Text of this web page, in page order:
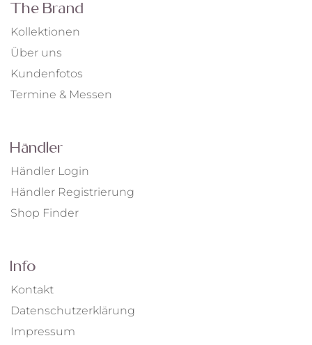
The Brand
Kollektionen
Über uns
Kundenfotos
Termine & Messen
Händler
Händler Login
Händler Registrierung
Shop Finder
Info
Kontakt
Datenschutzerklärung
Impressum